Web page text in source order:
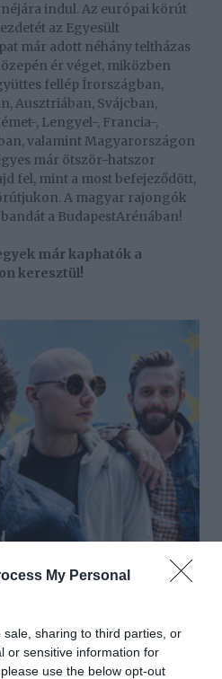
My Personal
sharing to third parties, or
or sensitive information for
use the below opt-out
indul. Az európai körút
az Egyesült
már adott néhány teltházas
ér véget, miközben
fellép Írországban,
Ausztriában, Svájcban,
, Lengyel-, Francia-,
valamint Magyarországon
már ötször-hatszor
fel, mint a most befejeződött,
A magyar rajongók
a BudapestArénában!
már kaphatók a
keresztül!